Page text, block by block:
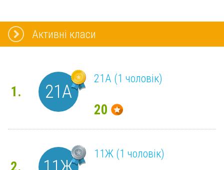
Активні класи
1. 21А
21А (1 чоловік)
20
11Ж (1 чоловік)